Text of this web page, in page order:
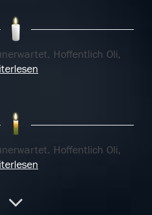
Hoffentlich Oli,
Hoffentlich Oli,